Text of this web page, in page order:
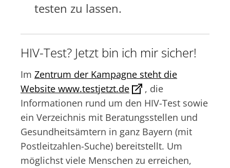
testen zu lassen.
HIV-Test? Jetzt bin ich mir sicher!
Im Zentrum der Kampagne steht die
Website www.testjetzt.de
, die
Informationen rund um den HIV-Test sowie
ein Verzeichnis mit Beratungsstellen und
Gesundheitsämtern in ganz Bayern (mit
Postleitzahlen-Suche) bereitstellt. Um
möglichst viele Menschen zu erreichen,